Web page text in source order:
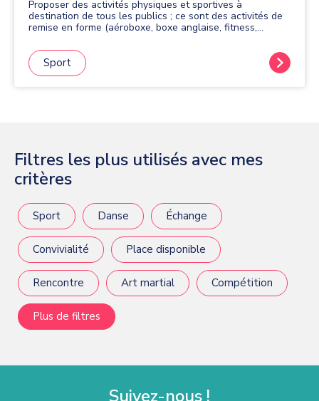
Proposer des activités physiques et sportives à
destination de tous les publics ; ce sont des activités de
remise en forme (aéroboxe, boxe anglaise, fitness,
demande).
Sport
Filtres les plus utilisés avec mes
critères
Sport Danse Échange
Convivialité Place disponible
Rencontre Art martial Compétition
Plus de filtres
Suivez-nous !